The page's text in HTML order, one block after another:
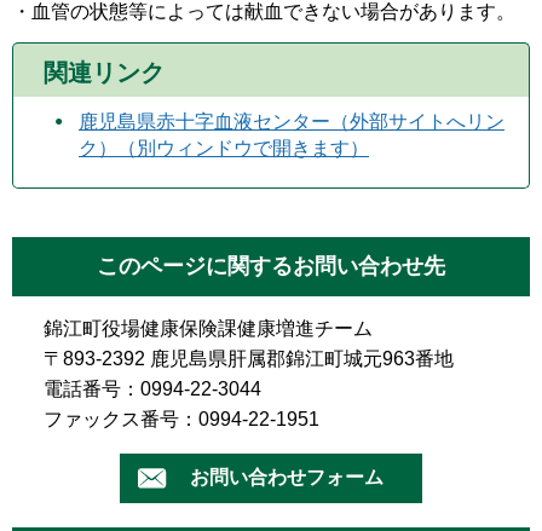
・血管の状態等によっては献血できない場合があります。
関連リンク
鹿児島県赤十字血液センター（外部サイトへリン
ク）（別ウィンドウで開きます）
このページに関するお問い合わせ先
錦江町役場健康保険課健康増進チーム
〒893-2392 鹿児島県肝属郡錦江町城元963番地
電話番号：0994-22-3044
ファックス番号：0994-22-1951